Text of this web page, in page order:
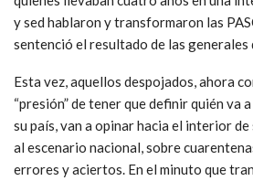
y sed hablaron y transformaron las
sentenció el resultado de las generales
Esta vez, aquellos despojados, ahora
“presión” de tener que definir quién va
su país, van a opinar hacia el interior
al escenario nacional, sobre
errores y aciertos. En el minuto que